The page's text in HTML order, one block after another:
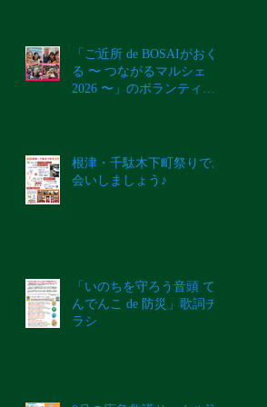
「ご近所 de BOSAIがおく
る 〜 つながるマルシェ
2026 〜」のボランティ
根津・千駄木下町祭りでお
会いしましょう♪
「いのちを守ろう音頭 て
んでんこ de 防災」歌詞チ
ラシ